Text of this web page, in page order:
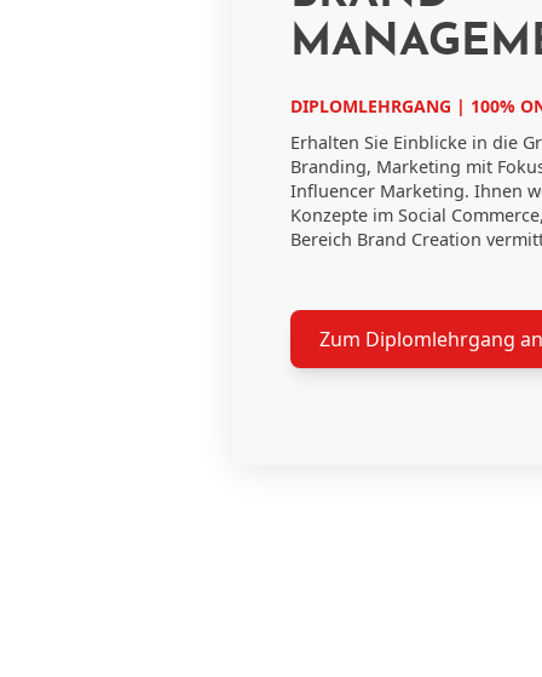
DIPLOMLEHRGANG | 100%
Erhalten Sie Einblicke in die
Branding, Marketing mit
Influencer Marketing. Ihnen
Konzepte im Social
Bereich Brand Creation
Zum Diplomlehrgang